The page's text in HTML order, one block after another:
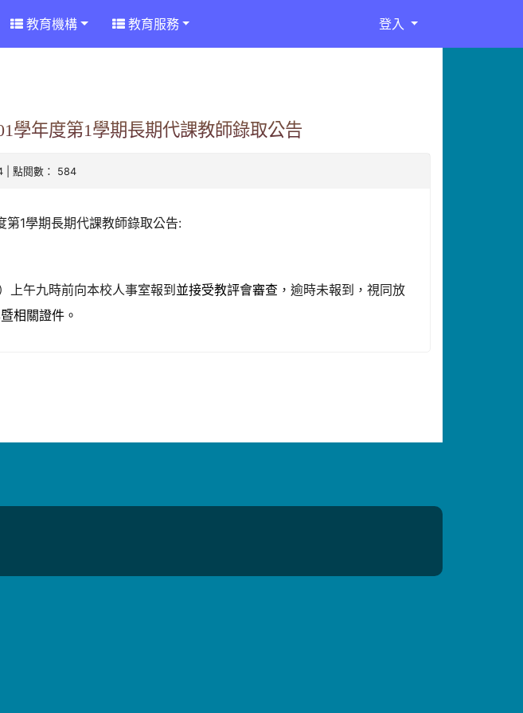
教育機構 教育服務 登入
學年度第1學期長期代課教師錄取公告
| 點閱數： 584
第1學期長期代課教師錄取公告:
上午九時前向本校人事室報到 並接受教評會審查 ，逾時未報到，視同放
相關證件。